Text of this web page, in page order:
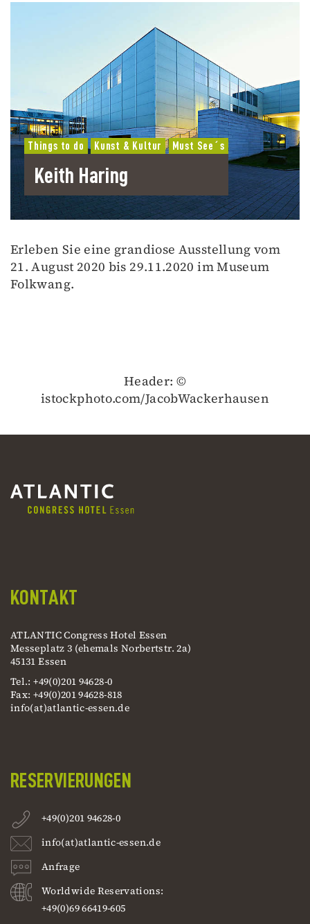
Things to do Kunst & Kultur Must See´s
Keith Haring
Erleben Sie eine grandiose Ausstellung vom
21. August 2020 bis 29.11.2020 im Museum
Folkwang.
Header: ©
istockphoto.com/JacobWackerhausen
KONTAKT
ATLANTIC Congress Hotel Essen
Messeplatz 3 (ehemals Norbertstr. 2a)
45131 Essen
Tel.: +49(0)201 94628-0
Fax: +49(0)201 94628-818
info(at)atlantic-essen.de
RESERVIERUNGEN
+49(0)201 94628-0
info(at)atlantic-essen.de
Anfrage
Worldwide Reservations:
+49(0)69 66419-605